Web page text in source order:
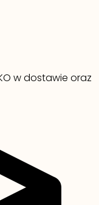
w dostawie oraz